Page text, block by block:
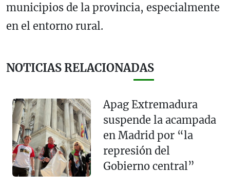
municipios de la provincia, especialmente
en el entorno rural.
NOTICIAS RELACIONADAS
Apag Extremadura
suspende la acampada
en Madrid por “la
represión del
Gobierno central”